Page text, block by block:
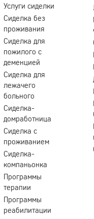
Услуги сиделки
Сиделка без
проживания
Сиделка для
пожилого с
деменцией
Сиделка для
лежачего
больного
Сиделка-
домработница
Сиделка с
проживанием
Сиделка-
компаньонка
Программы
терапии
Программы
реабилитации